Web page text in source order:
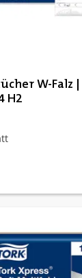
W-Falz
H2